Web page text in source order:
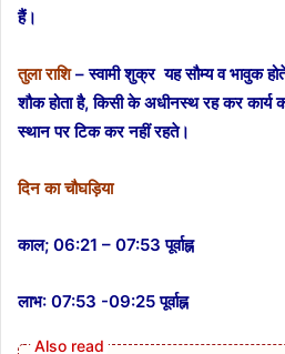
हैं।
तुला राशि– स्वामी शुक्र यह सौम्य व भावुक
शौक होता है, किसी के अधीनस्थ रह कर
स्थान पर टिक कर नहीं रहते।
दिन का चौघड़िया
काल; 06:21 – 07:53 पूर्वाह्न
लाभ: 07:53 -09:25 पूर्वाह्न